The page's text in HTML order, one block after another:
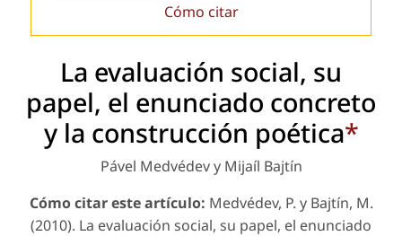
Cómo citar
La evaluación social, su
papel, el enunciado concreto
y la construcción poética*
Pável Medvédev y Mijaíl Bajtín
Cómo citar este artículo: Medvédev, P. y Bajtín, M.
(2010). La evaluación social, su papel, el enunciado